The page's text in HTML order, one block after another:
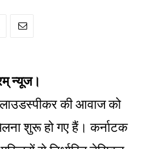
न्यूज।
की आवाज को
शुरू हो गए हैं। कर्नाटक